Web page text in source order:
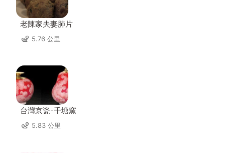
老陳家夫妻肺片
5.76 公里
台灣京瓷-千塘窯
5.83 公里